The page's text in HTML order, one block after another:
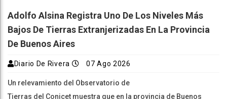
Adolfo Alsina Registra Uno De Los Niveles Más
Bajos De Tierras Extranjerizadas En La Provincia
De Buenos Aires
Diario De Rivera 07 Ago 2026
Un relevamiento del Observatorio de
Tierras del Conicet muestra que en la provincia de Buenos